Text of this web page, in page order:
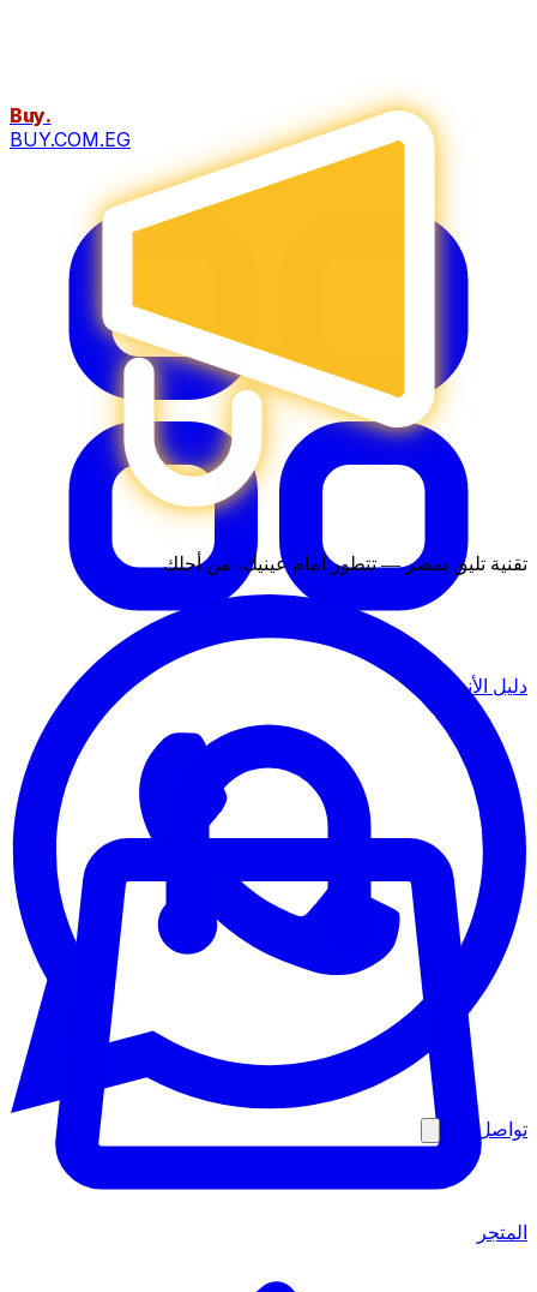
تقنية تليق بمصر — تتطور أمام عينيك، من أجلك
تواصل معنا
Buy.
BUY.COM.EG
دليل الأنشطة
المتجر